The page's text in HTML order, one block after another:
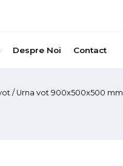
Despre Noi Contact
/ Urna vot 900x500x500 mm